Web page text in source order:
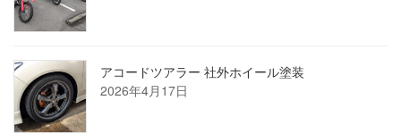
アコードツアラー 社外ホイール塗装
2026年4月17日